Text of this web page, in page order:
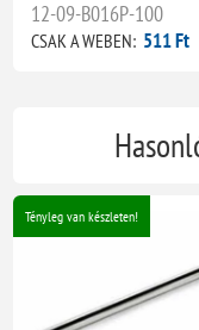
12-09-B016P-100
CSAK A WEBEN: 511 Ft
Tényleg van készleten!